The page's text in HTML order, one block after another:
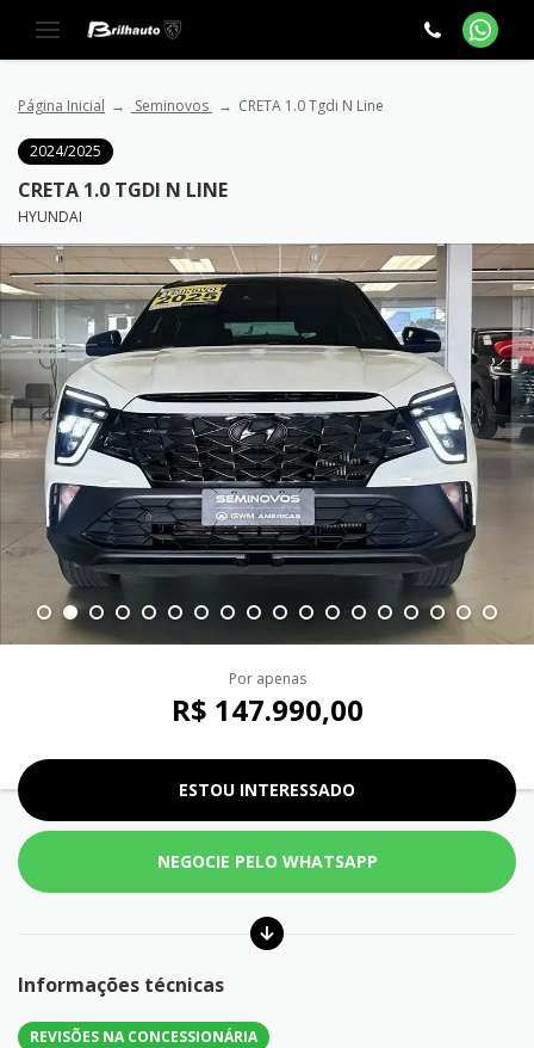
Página Inicial Seminovos CRETA 1.0 Tgdi N Line
2024/2025
CRETA 1.0 TGDI N LINE
HYUNDAI
Por apenas
R$ 147.990,00
ESTOU INTERESSADO
NEGOCIE PELO WHATSAPP
Informações técnicas
REVISÕES NA CONCESSIONÁRIA